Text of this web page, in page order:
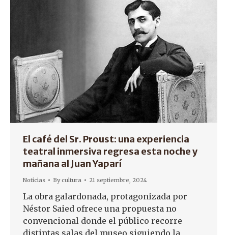
El café del Sr. Proust: una experiencia
teatral inmersiva regresa esta noche y
mañana al Juan Yaparí
Noticias Bycultura 21 septiembre, 2024
La obra galardonada, protagonizada por
Néstor Saied ofrece una propuesta no
convencional donde el público recorre